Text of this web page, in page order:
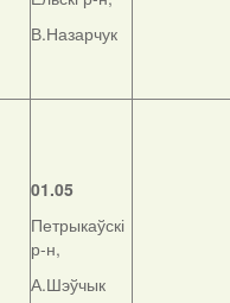
В.Назарчук
01.05
Петрыкаўскі
р-н,
А.Шэўчык